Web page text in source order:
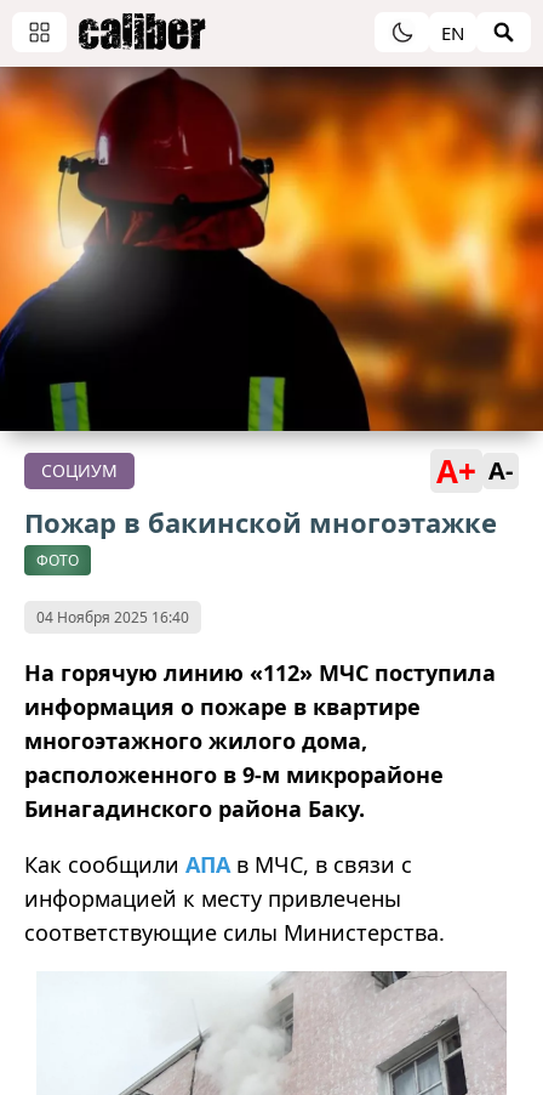
EN
СОЦИУМ A+ A-
Пожар в бакинской многоэтажке
ФОТО
04 Ноября 2025 16:40
На горячую линию «112» МЧС поступила
информация о пожаре в квартире
многоэтажного жилого дома,
расположенного в 9-м микрорайоне
Бинагадинского района Баку.
Как сообщили АПА в МЧС, в связи с
информацией к месту привлечены
соответствующие силы Министерства.